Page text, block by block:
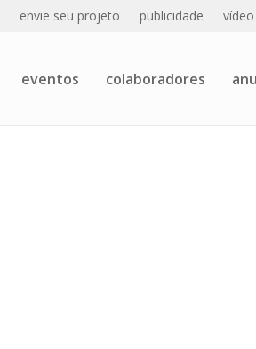
envie seu projeto publicidade vídeo
eventos colaboradores